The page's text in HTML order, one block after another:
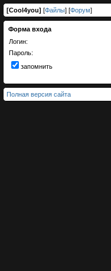
[Cool4you] [Файлы] [Форум]
Форма входа
Логин:
Пароль:
запомнить
Полная версия сайта